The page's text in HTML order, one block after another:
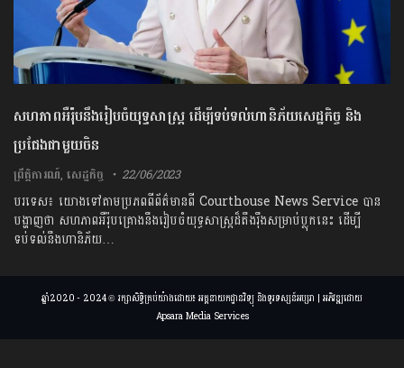
សហភាពអឺរ៉ុបនឹងរៀបចំយុទ្ធសាស្ត្រ ដើម្បីទប់ទល់ហានិភ័យសេដ្ឋកិច្ច​ និង
ប្រជែងជាមួយចិន
ព្រឹត្តិការណ៍,សេដ្ឋកិច្ច 22/06/2023
បរទេស៖ យោងទៅតាមប្រភពពីព័ត៌មានពី Courthouse News Service បាន
បង្ហាញថា សហភាពអឺរ៉ុបគ្រោងនឹងរៀបចំយុទ្ធសាស្ត្រដ៏តឹងរ៉ឹងសម្រាប់ប្លុកនេះ ដើម្បី
ទប់ទល់នឹងហានិភ័យ…
ឆ្នាំ2020 - 2024 © រក្សាសិទ្ធិគ្រប់យ៉ាងដោយ៖ អគ្គនាយកដ្ឋានវិទ្យុ និងទូរទស្សន៍អប្សរា | អភិវឌ្ឍដោយ
Apsara Media Services